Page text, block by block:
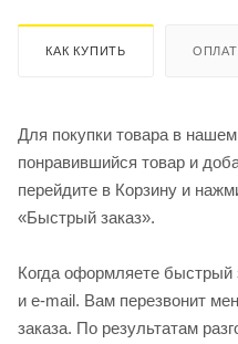
КАК КУПИТЬ
Для покупки товара в
понравившийся товар и
перейдите в Корзину и
«Быстрый заказ».
Когда оформляете
и e-mail. Вам перезвонит
заказа. По результатам